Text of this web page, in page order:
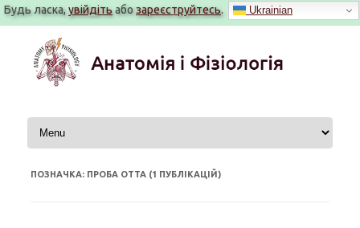
Будь ласка,увійдітьабозареєструйтесь.
вмісту
ПОЗНАЧКА: ПРОБА ОТТА (1 ПУБЛІКАЦІЙ)
Ukrainian